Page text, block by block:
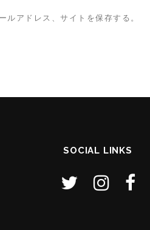
ルアドレス、サイトを保存する。
SOCIAL LINKS